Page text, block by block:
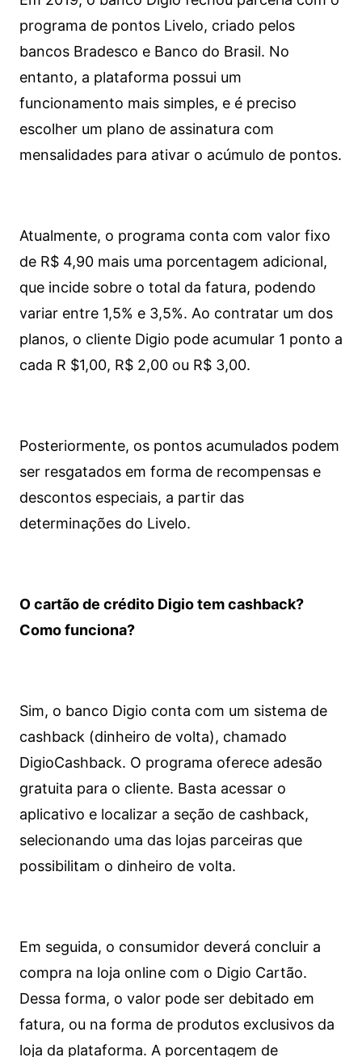
programa de pontos Livelo, criado pelos
bancos Bradesco e Banco do Brasil. No
entanto, a plataforma possui um
funcionamento mais simples, e é preciso
escolher um plano de assinatura com
mensalidades para ativar o acúmulo de pontos.
Atualmente, o programa conta com valor fixo
de R$ 4,90 mais uma porcentagem adicional,
que incide sobre o total da fatura, podendo
variar entre 1,5% e 3,5%. Ao contratar um dos
planos, o cliente Digio pode acumular 1 ponto a
cada R $1,00, R$ 2,00 ou R$ 3,00.
Posteriormente, os pontos acumulados podem
ser resgatados em forma de recompensas e
descontos especiais, a partir das
determinações do Livelo.
O cartão de crédito Digio tem cashback?
Como funciona?
Sim, o banco Digio conta com um sistema de
cashback (dinheiro de volta), chamado
DigioCashback. O programa oferece adesão
gratuita para o cliente. Basta acessar o
aplicativo e localizar a seção de cashback,
selecionando uma das lojas parceiras que
possibilitam o dinheiro de volta.
Em seguida, o consumidor deverá concluir a
compra na loja online com o Digio Cartão.
Dessa forma, o valor pode ser debitado em
fatura, ou na forma de produtos exclusivos da
loja da plataforma. A porcentagem de